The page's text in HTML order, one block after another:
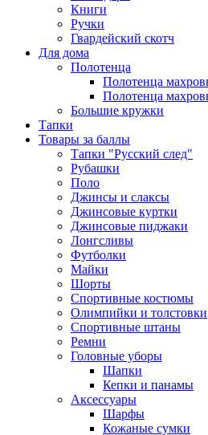
Книги
Ручки
Гвардейский скотч
Для дома
Полотенца
Полотенца
Полотенца
Большие кружки
Тапки
Товары за баллы
Тапки "Русский след"
Рубашки
Поло
Джинсы и слаксы
Джинсовые куртки
Джинсовые пиджаки
Лонгсливы
Футболки
Майки
Шорты
Спортивные костюмы
Олимпийки и толстовки
Спортивные штаны
Ремни
Головные уборы
Шапки
Кепки и панамы
Аксессуары
Шарфы
Кожаные сумки